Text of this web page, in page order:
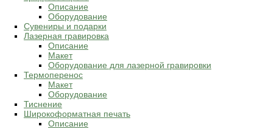
Описание
Оборудование
Сувениры и подарки
Лазерная гравировка
Описание
Макет
Оборудование для лазерной гравировки
Термоперенос
Макет
Оборудование
Тиснение
Широкоформатная печать
Описание